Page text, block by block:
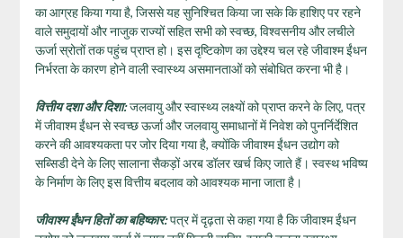
का आग्रह किया गया है, जिससे यह सुनिश्चित किया जा सके कि हाशिए पर रहने
वाले समुदायों और नाजुक राज्यों सहित सभी को स्वच्छ, विश्वसनीय और लचीले
ऊर्जा स्रोतों तक पहुंच प्राप्त हो। इस दृष्टिकोण का उद्देश्य चल रहे जीवाश्म ईंधन
निर्भरता के कारण होने वाली स्वास्थ्य असमानताओं को संबोधित करना भी है।
वित्तीय दशा और दिशा:जलवायु और स्वास्थ्य लक्ष्यों को प्राप्त करने के लिए, पत्र
में जीवाश्म ईंधन से स्वच्छ ऊर्जा और जलवायु समाधानों में निवेश को पुनर्निर्देशित
करने की आवश्यकता पर जोर दिया गया है, क्योंकि जीवाश्म ईंधन उद्योग को
सब्सिडी देने के लिए सालाना सैकड़ों अरब डॉलर खर्च किए जाते हैं। स्वस्थ भविष्य
के निर्माण के लिए इस वित्तीय बदलाव को आवश्यक माना जाता है।
जीवाश्म ईंधन हितों का बहिष्कार:पत्र में दृढ़ता से कहा गया है कि जीवाश्म ईंधन